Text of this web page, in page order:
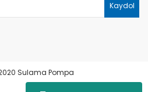
Kaydol
Sulama Pompa